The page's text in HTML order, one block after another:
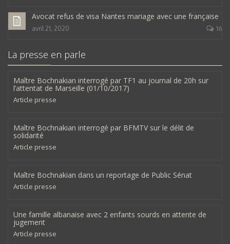
Avocat refus de visa Nantes mariage avec une française
avril 21, 2020 16
La presse en parle
Maître Bochnakian interrogé par TF1 au journal de 20h sur
l’attentat de Marseille (01/10/2017)
Article presse
Maître Bochnakian interrogé par BFMTV sur le délit de
solidarité
Article presse
Maître Bochnakian dans un reportage de Public Sénat
Article presse
Une famille albanaise avec 2 enfants sourds en attente de
jugement
Article presse